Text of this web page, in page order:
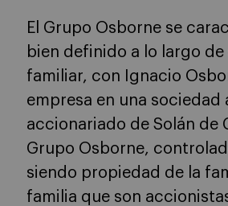
El Grupo Osborne se
bien definido a lo largo
familiar, con Ignacio
empresa en una sociedad
accionariado de Solán de
Grupo Osborne,
siendo propiedad de la
familia que son